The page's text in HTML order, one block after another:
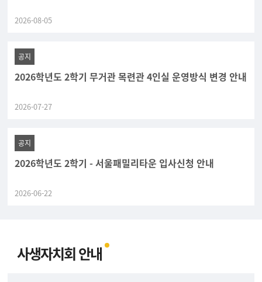
2026-08-05
공지
2026학년도 2학기 무거관 목련관 4인실 운영방식 변경 안내
2026-07-27
공지
2026학년도 2학기 - 서울패밀리타운 입사신청 안내
2026-06-22
사생자치회 안내